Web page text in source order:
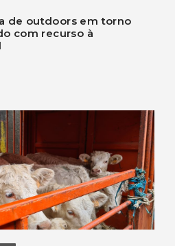
de outdoors em torno
com recurso à